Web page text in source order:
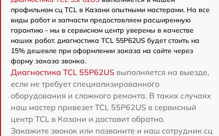
профильном сц TCL в Казани опытными мастерами. На все
виды работ и запчасти предоставляем расширенную
гарантию - мы в сервисном центр уверены в качестве
наших работ. диагностика TCL 55P62US будет стоить на
15% дешевле при оформлении заказа на сайте через
форму заказа звонка.
Диагностика TCL 55P62US выполняется на выезде,
если не требует специализированного
оборудования и сложного ремонта. В таких случаях
наш мастер привезет TCL 55P62US в сервисный
центр TCL в Казани и доставит обратно.
Закажите звонок или позвоните и наш сотрудник сц